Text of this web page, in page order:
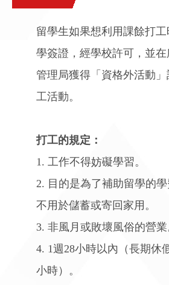
留學生如果想利用課餘打
學簽證，經學校許可，並
管理局獲得「資格外活動
工活動。
打工的規定：
1. 工作不得妨礙學習。
2. 目的是為了補助留學的學
不用於儲蓄或寄回家用。
3. 非風月或敗壞風俗的營業
4. 1週28小時以內（長期休
小時）。